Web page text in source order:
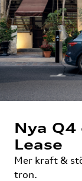
Nya
Lease
Mer kraft &
tron.